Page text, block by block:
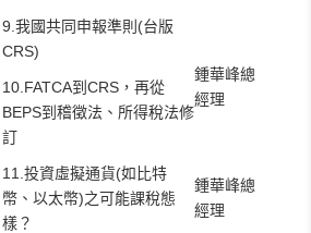
9.我國共同申報準則(台版
CRS)
10.FATCA到CRS，再從
BEPS到稽徵法、所得稅法修
訂
鍾華峰總
經理
11.投資虛擬通貨(如比特
幣、以太幣)之可能課稅態
樣？
鍾華峰總
經理